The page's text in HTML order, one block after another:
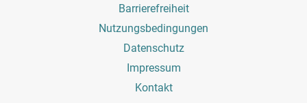
Barrierefreiheit
Nutzungsbedingungen
Datenschutz
Impressum
Kontakt